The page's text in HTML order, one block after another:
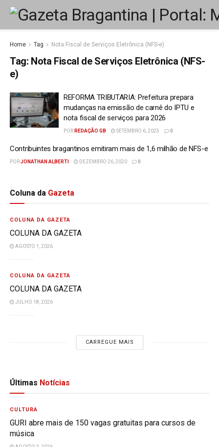
Home Tag Nota Fiscal de Serviços Eletrônica (NFS-e)
Tag: Nota Fiscal de Serviços Eletrônica (NFS-
e)
REFORMA TRIBUTARIA: Prefeitura prepara
mudanças na emissão de carnê do IPTU e
nota fiscal de serviços para 2026
POR REDAÇÃO GB SETEMBRO 6, 2025 0
Contribuintes bragantinos emitiram mais de 1,6 milhão de NFS-e
PORJONATHAN ALBERTI DEZEMBRO 26, 2020 0
Coluna da Gazeta
COLUNA DA GAZETA
COLUNA DA GAZETA
AGOSTO 1, 2026
COLUNA DA GAZETA
COLUNA DA GAZETA
JULHO 18, 2026
CARREGUE MAIS
Últimas Notícias
CULTURA
GURI abre mais de 150 vagas gratuitas para cursos de
música